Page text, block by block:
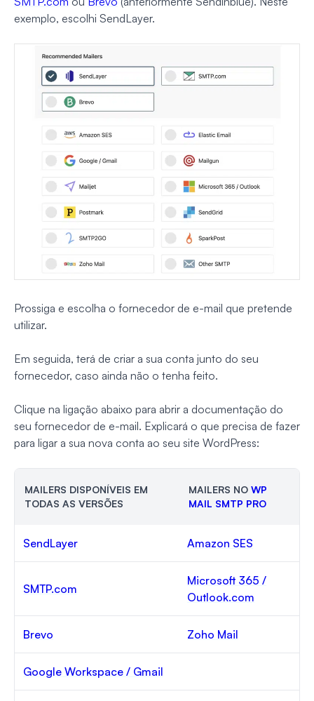
exemplo, escolhi SendLayer.
Prossiga e escolha o fornecedor de e-mail que pretende
utilizar.
Em seguida, terá de criar a sua conta junto do seu
fornecedor, caso ainda não o tenha feito.
Clique na ligação abaixo para abrir a documentação do
seu fornecedor de e-mail. Explicará o que precisa de fazer
para ligar a sua nova conta ao seu site WordPress:
MAILERS DISPONÍVEIS EM
TODAS AS VERSÕES
MAILERS NO WP
MAIL SMTP PRO
SendLayer Amazon SES
SMTP.com
Microsoft 365 /
Outlook.com
Brevo Zoho Mail
Google Workspace / Gmail